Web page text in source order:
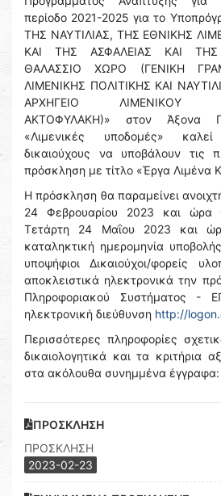
περίοδο 2021-2025 για το
ΤΗΣ ΝΑΥΤΙΛΙΑΣ, ΤΗΣ ΕΘΝΙΚΗΣ
ΚΑΙ ΤΗΣ ΑΣΦΑΛΕΙΑΣ ΚΑΙ
ΘΑΛΑΣΣΙΟ ΧΩΡΟ (ΓΕΝΙΚΗ
ΛΙΜΕΝΙΚΗΣ ΠΟΛΙΤΙΚΗΣ ΚΑΙ
ΑΡΧΗΓΕΙΟ ΛΙΜΕΝΙΚΟΥ
ΑΚΤΟΦΥΛΑΚΗ)» στον Άξονα
«Λιμενικές υποδομές»
δικαιούχους να υποβάλουν τις
πρόσκληση με τίτλο «Έργα Λιμένα
Η πρόσκληση θα παραμείνει
24 Φεβρουαρίου 2023 και
Τετάρτη 24 Μαΐου 2023 και
καταληκτική ημερομηνία
υποψήφιοι Δικαιούχοι/φορείς
αποκλειστικά ηλεκτρονικά την
Πληροφοριακού Συστήματος -
ηλεκτρονική διεύθυνση http://
Περισσότερες πληροφορίες
δικαιολογητικά και τα κριτήρια
στα ακόλουθα συνημμένα έγγραφα:
ΠΡΟΣΚΛΗΣΗ
ΠΡΟΣΚΛΗΣΗ
2023-02-23